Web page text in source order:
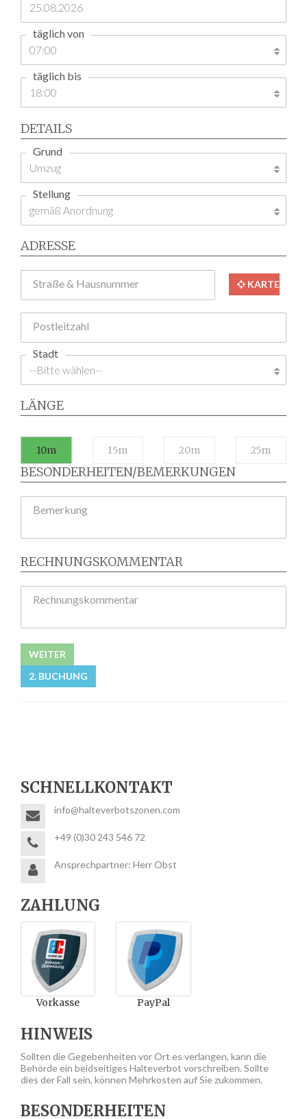
täglich von
täglich bis
DETAILS
Grund
Stellung
ADRESSE
Straße & Hausnummer KARTE
Postleitzahl
Stadt
LÄNGE
10m 15m 20m 25m
BESONDERHEITEN/BEMERKUNGEN
Bemerkung
RECHNUNGSKOMMENTAR
Rechnungskommentar
WEITER
2. BUCHUNG
SCHNELLKONTAKT
info@halteverbotszonen.com
+49 (0)30 243 546 72
Ansprechpartner: Herr Obst
ZAHLUNG
Vorkasse PayPal
HINWEIS
Sollten die Gegebenheiten vor Ort es verlangen, kann die
Behörde ein beidseitiges Halteverbot vorschreiben. Sollte
dies der Fall sein, können Mehrkosten auf Sie zukommen.
BESONDERHEITEN